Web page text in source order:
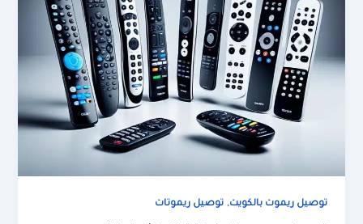
توصيل ريموت بالكويت,توصيل ريموتات